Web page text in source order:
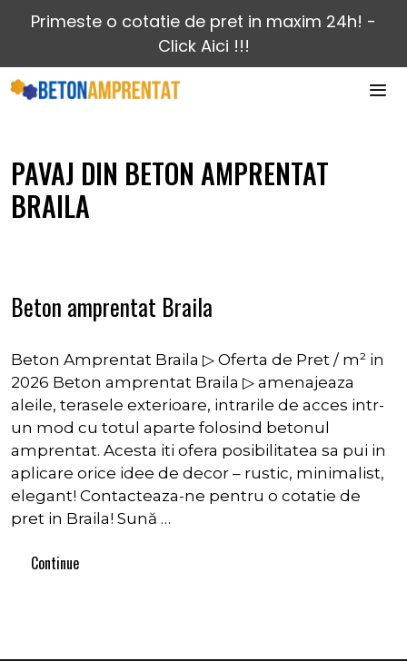
Primeste o cotatie de pret in maxim 24h! -
Click Aici !!!
PAVAJ DIN BETON AMPRENTAT
BRAILA
Beton amprentat Braila
Beton Amprentat Braila ▷ Oferta de Pret / m² in
2026 Beton amprentat Braila ▷ amenajeaza
aleile, terasele exterioare, intrarile de acces intr-
un mod cu totul aparte folosind betonul
amprentat. Acesta iti ofera posibilitatea sa pui in
aplicare orice idee de decor – rustic, minimalist,
elegant! Contacteaza-ne pentru o cotatie de
pret in Braila! Sună …
Continue